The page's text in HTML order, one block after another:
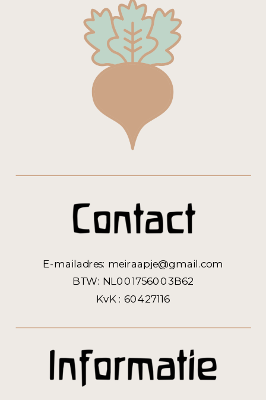
E-mailadres: meiraapje@gmail.com
BTW: NL001756003B62
KvK : 60427116